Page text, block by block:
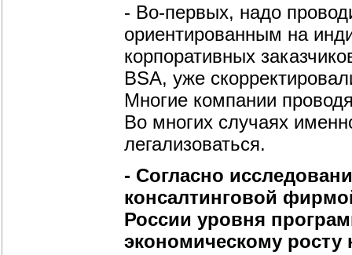
- Во-первых, надо
ориентированным на
корпоративных
BSA, уже
Многие компании
Во многих случаях
легализоваться.
- Согласно
консалтинговой
России уровня
экономическому